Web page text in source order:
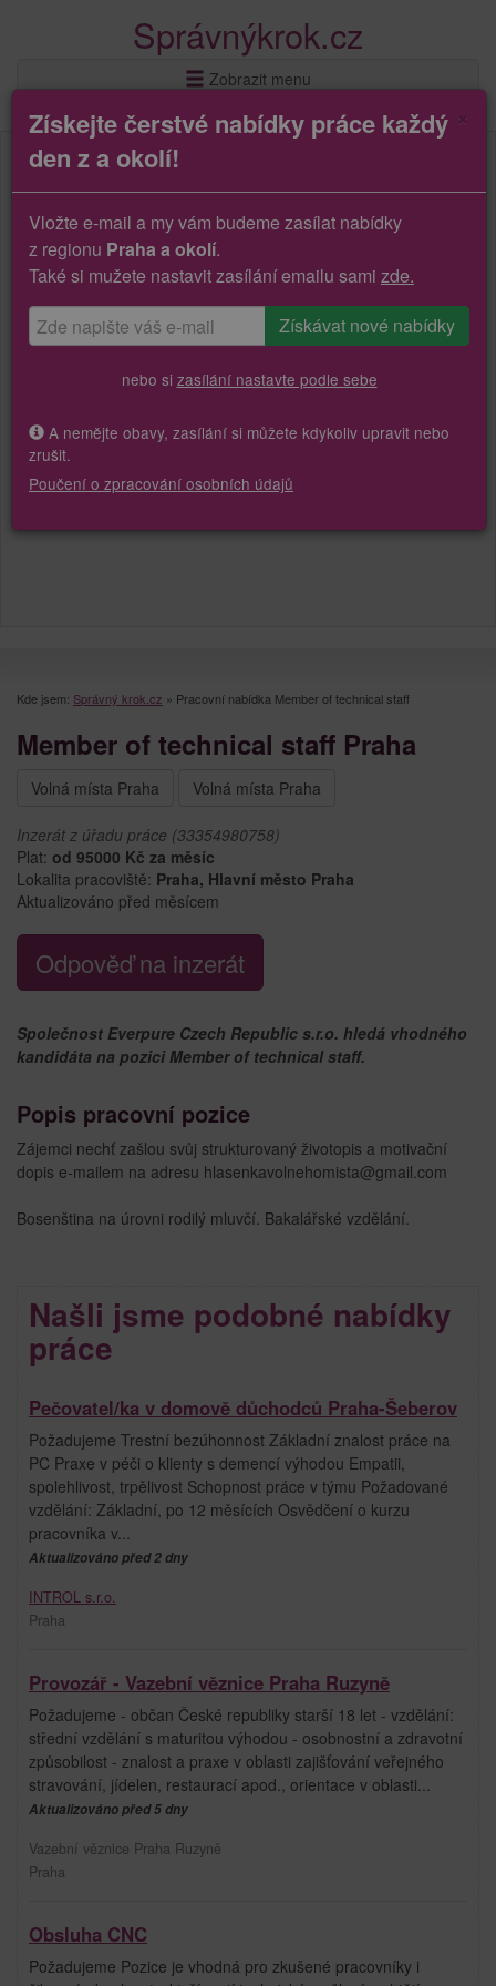
Správnýkrok.cz
Zobrazit menu
Kde jsem: Správný krok.cz » Pracovní nabídka Member of technical staff
Member of technical staff Praha
Volná místa Praha Volná místa Praha
Inzerát z úřadu práce (33354980758)
Plat: od 95000 Kč za měsíc
Lokalita pracoviště: Praha, Hlavní město Praha
Aktualizováno před měsícem
Odpověď na inzerát
Společnost Everpure Czech Republic s.r.o. hledá vhodného
kandidáta na pozici Member of technical staff.
Popis pracovní pozice
Zájemci nechť zašlou svůj strukturovaný životopis a motivační
dopis e-mailem na adresu hlasenkavolnehomista@gmail.com
Bosenština na úrovni rodilý mluvčí. Bakalářské vzdělání.
Našli jsme podobné nabídky
práce
Pečovatel/ka v domově důchodců Praha-Šeberov
Požadujeme Trestní bezúhonnost Základní znalost práce na
PC Praxe v péči o klienty s demencí výhodou Empatii,
spolehlivost, trpělivost Schopnost práce v týmu Požadované
vzdělání: Základní, po 12 měsících Osvědčení o kurzu
pracovníka v...
Aktualizováno před 2 dny
INTROL s.r.o.
Praha
Provozář - Vazební věznice Praha Ruzyně
Požadujeme - občan České republiky starší 18 let - vzdělání:
střední vzdělání s maturitou výhodou - osobnostní a zdravotní
způsobilost - znalost a praxe v oblasti zajišťování veřejného
stravování, jídelen, restaurací apod., orientace v oblasti...
Aktualizováno před 5 dny
Vazební věznice Praha Ruzyně
Praha
Obsluha CNC
Požadujeme Pozice je vhodná pro zkušené pracovníky i
Získejte čerstvé nabídky práce každý
den z a okolí!
Vložte e-mail a my vám budeme zasílat nabídky
z regionu Praha a okolí.
Také si mužete nastavit zasílání emailu sami zde.
nebo si zasílání nastavte podle sebe
A nemějte obavy, zasílání si můžete kdykoliv upravit nebo
zrušit.
Poučení o zpracování osobních údajů